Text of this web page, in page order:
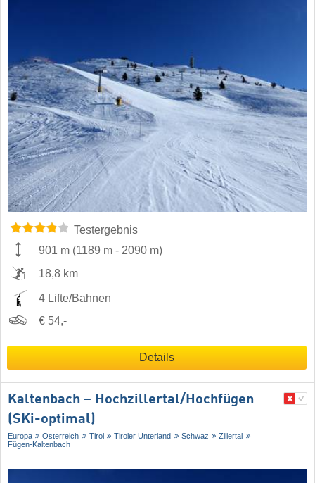
Testergebnis
901 m (1189 m - 2090 m)
18,8 km
4 Lifte/Bahnen
€ 54,-
Details
Kaltenbach – Hochzillertal/​Hochfügen
(SKi-optimal)
Europa Österreich Tirol Tiroler Unterland Schwaz
Zillertal
Fügen-Kaltenbach